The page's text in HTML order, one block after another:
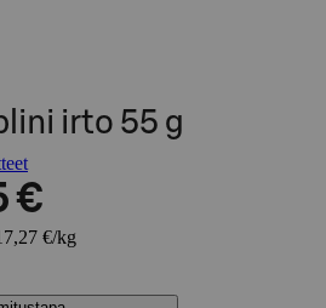
irto 55 g
€
€/kg